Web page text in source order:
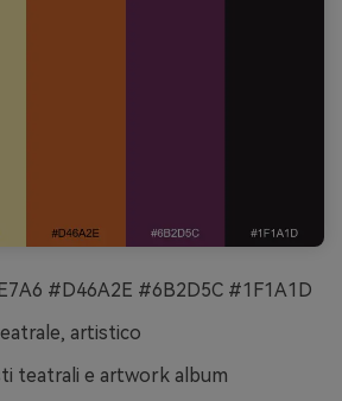
#D46A2E #6B2D5C #1F1A1D
artistico
teatrali e artwork album